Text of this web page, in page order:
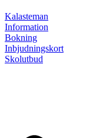
Kalasteman
Information
Bokning
Inbjudningskort
Skolutbud